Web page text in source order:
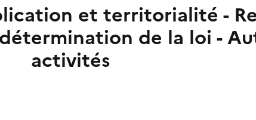
et territorialité -
de la loi -
activités